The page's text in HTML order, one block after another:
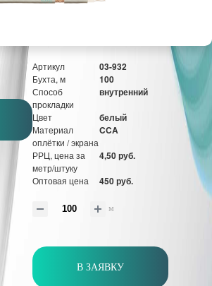
Артикул 03-932
Бухта, м 100
Способ
прокладки
внутренний
Цвет белый
Материал
оплётки / экрана
CCA
РРЦ, цена за
метр/штуку
4,50 руб.
Оптовая цена 450 руб.
м
В ЗАЯВКУ